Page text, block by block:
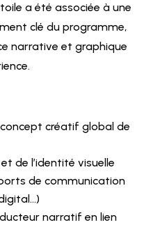
a été associée à une
clé du programme,
narrative et graphique
créatif global de
de l’identité visuelle
de communication
narratif en lien